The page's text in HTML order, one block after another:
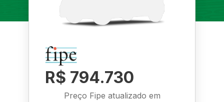
R$ 794.730
Preço Fipe atualizado em